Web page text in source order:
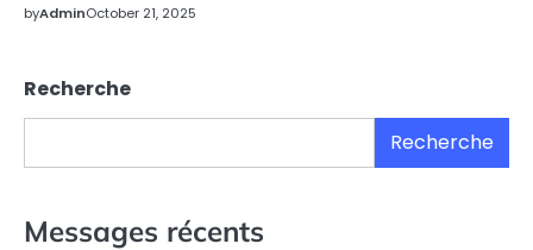
byAdminOctober 21, 2025
Recherche
Recherche
Messages récents